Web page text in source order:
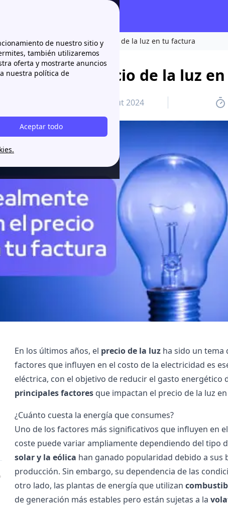
de nuestro sitio y
también utilizaremos
oferta y mostrarte anuncios
nuestra política de
Aceptar todo
que realmente influye en el precio de la luz en tu factura
en el precio de la luz
7 août 2024
En los últimos años, el precio de la luz ha sido un tema
factores que influyen en el costo de la electricidad es
eléctrica, con el objetivo de reducir el gasto energético
principales factores que impactan el precio de la luz
¿Cuánto cuesta la energía que consumes?
Uno de los factores más significativos que influyen en
coste puede variar ampliamente dependiendo del tipo
solar y la eólica han ganado popularidad debido a sus
producción. Sin embargo, su dependencia de las
otro lado, las plantas de energía que utilizan
de generación más estables pero están sujetas a la